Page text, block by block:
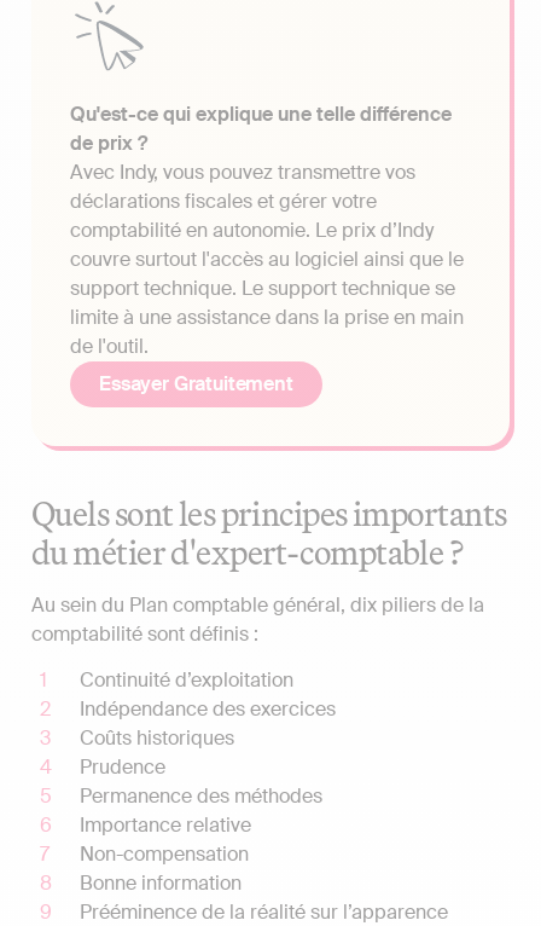
Qu'est-ce qui explique une telle différence
de prix ?
Avec Indy, vous pouvez transmettre vos
déclarations fiscales et gérer votre
comptabilité en autonomie. Le prix d’Indy
couvre surtout l'accès au logiciel ainsi que le
support technique. Le support technique se
limite à une assistance dans la prise en main
de l'outil.
Essayer Gratuitement
Quels sont les principes importants
du métier d'expert-comptable ?
Au sein du Plan comptable général, dix piliers de la
comptabilité sont définis :
Continuité d’exploitation
Indépendance des exercices
Coûts historiques
Prudence
Permanence des méthodes
Importance relative
Non-compensation
Bonne information
Prééminence de la réalité sur l’apparence